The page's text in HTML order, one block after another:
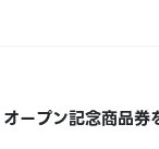
ープン記念商品券